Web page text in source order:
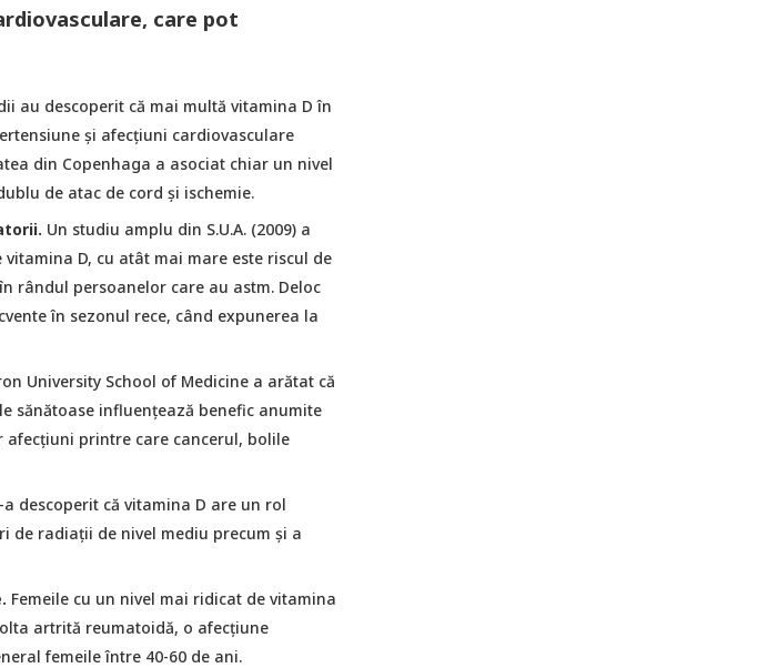
care pot
au descoperit că mai multă vitamina D în
și afecțiuni cardiovasculare
din Copenhaga a asociat chiar un nivel
de atac de cord și ischemie.
Un studiu amplu din S.U.A. (2009) a
D, cu atât mai mare este riscul de
rândul persoanelor care au astm. Deloc
în sezonul rece, când expunerea la
University School of Medicine a arătat că
sănătoase influențează benefic anumite
printre care cancerul, bolile
a descoperit că vitamina D are un rol
radiații de nivel mediu precum și a
Femeile cu un nivel mai ridicat de vitamina
artrită reumatoidă, o afecțiune
femeile între 40-60 de ani.